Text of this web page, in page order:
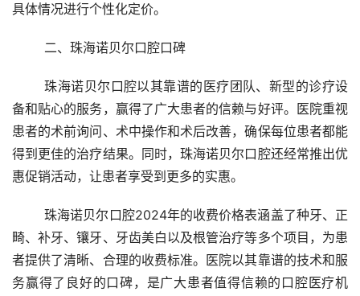
具体情况进行个性化定价。
	二、珠海诺贝尔口腔口碑
	珠海诺贝尔口腔以其靠谱的医疗团队、新型的诊疗设
备和贴心的服务，赢得了广大患者的信赖与好评。医院重视
患者的术前询问、术中操作和术后改善，确保每位患者都能
得到更佳的治疗结果。同时，珠海诺贝尔口腔还经常推出优
惠促销活动，让患者享受到更多的实惠。
	珠海诺贝尔口腔2024年的收费价格表涵盖了种牙、正
畸、补牙、镶牙、牙齿美白以及根管治疗等多个项目，为患
者提供了清晰、合理的收费标准。医院以其靠谱的技术和服
务赢得了良好的口碑，是广大患者值得信赖的口腔医疗机